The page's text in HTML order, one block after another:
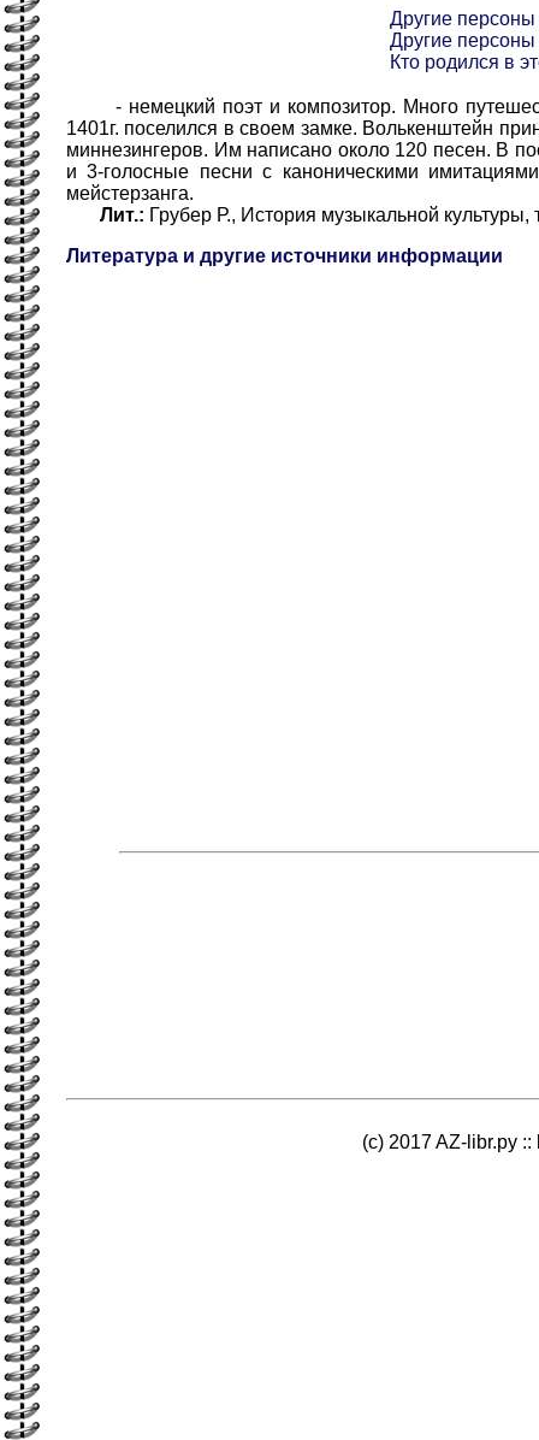
Другие
Другие
Кто родился в
- немецкий поэт и композитор. Много
1401г. поселился в своем замке. Волькенштейн
миннезингеров. Им написано около 120 песен. В
и 3-голосные песни с каноническими
мейстерзанга.
Лит.: Грубер Р., История музыкальной культуры,
Литература и другие источники информации
(c) 2017 AZ-libr.ру ::